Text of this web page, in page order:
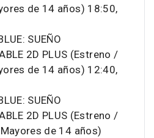
de 14 años) 18:50,
SUEÑO
2D PLUS (Estreno /
de 14 años) 12:40,
SUEÑO
2D PLUS (Estreno /
de 14 años)